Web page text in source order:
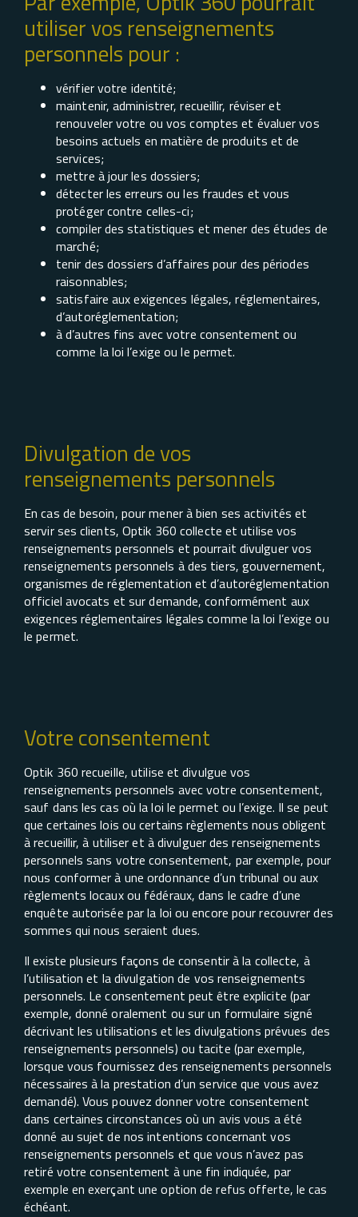
utiliser vos renseignements
personnels pour :
vérifier votre identité;
maintenir, administrer, recueillir, réviser et
renouveler votre ou vos comptes et évaluer vos
besoins actuels en matière de produits et de
services;
mettre à jour les dossiers;
détecter les erreurs ou les fraudes et vous
protéger contre celles-ci;
compiler des statistiques et mener des études de
marché;
tenir des dossiers d’affaires pour des périodes
raisonnables;
satisfaire aux exigences légales, réglementaires,
d’autoréglementation;
à d’autres fins avec votre consentement ou
comme la loi l’exige ou le permet.
Divulgation de vos
renseignements personnels
En cas de besoin, pour mener à bien ses activités et
servir ses clients, Optik 360 collecte et utilise vos
renseignements personnels et pourrait divulguer vos
renseignements personnels à des tiers, gouvernement,
organismes de réglementation et d’autoréglementation
officiel avocats et sur demande, conformément aux
exigences réglementaires légales comme la loi l’exige ou
le permet.
Votre consentement
Optik 360 recueille, utilise et divulgue vos
renseignements personnels avec votre consentement,
sauf dans les cas où la loi le permet ou l’exige. Il se peut
que certaines lois ou certains règlements nous obligent
à recueillir, à utiliser et à divulguer des renseignements
personnels sans votre consentement, par exemple, pour
nous conformer à une ordonnance d’un tribunal ou aux
règlements locaux ou fédéraux, dans le cadre d’une
enquête autorisée par la loi ou encore pour recouvrer des
sommes qui nous seraient dues.
Il existe plusieurs façons de consentir à la collecte, à
l’utilisation et la divulgation de vos renseignements
personnels. Le consentement peut être explicite (par
exemple, donné oralement ou sur un formulaire signé
décrivant les utilisations et les divulgations prévues des
renseignements personnels) ou tacite (par exemple,
lorsque vous fournissez des renseignements personnels
nécessaires à la prestation d’un service que vous avez
demandé). Vous pouvez donner votre consentement
dans certaines circonstances où un avis vous a été
donné au sujet de nos intentions concernant vos
renseignements personnels et que vous n’avez pas
retiré votre consentement à une fin indiquée, par
exemple en exerçant une option de refus offerte, le cas
échéant.